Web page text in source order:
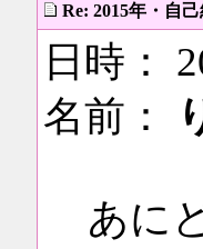
Re: 2015年・自
日時：
名前：
あに